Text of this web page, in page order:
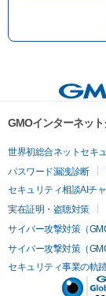
GMOインターネッ
世界初総合ネットセキ
パスワード漏洩診断
セキュリティ相談AIチ
実在証明・盗聴対策
サイバー攻撃対策（
サイバー攻撃対策（
セキュリティ事業の軌